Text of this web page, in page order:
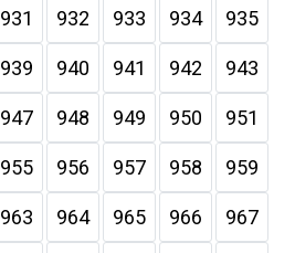
931 932 933 934 935
939 940 941 942 943
947 948 949 950 951
955 956 957 958 959
963 964 965 966 967